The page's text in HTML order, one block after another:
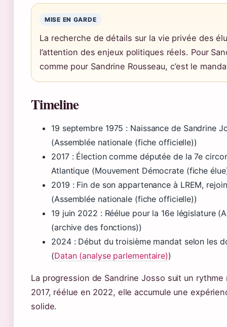
MISE EN GARDE
La recherche de détails sur la vie privée des
l’attention des enjeux politiques réels. Pour
comme pour Sandrine Rousseau, c’est le
Timeline
19 septembre 1975 : Naissance de Sandrine
(Assemblée nationale (fiche officielle))
2017: Élection comme députée de la 7e
Atlantique (Mouvement Démocrate (fiche
2019 : Fin de son appartenance à LREM,
(Assemblée nationale (fiche officielle))
19 juin 2022 : Réélue pour la 16e législature
(archive des fonctions))
2024: Début du troisième mandat selon les
(Datan (analyse parlementaire))
La progression de Sandrine Josso suit un rythme
2017, réélue en 2022, elle accumule une
solide.